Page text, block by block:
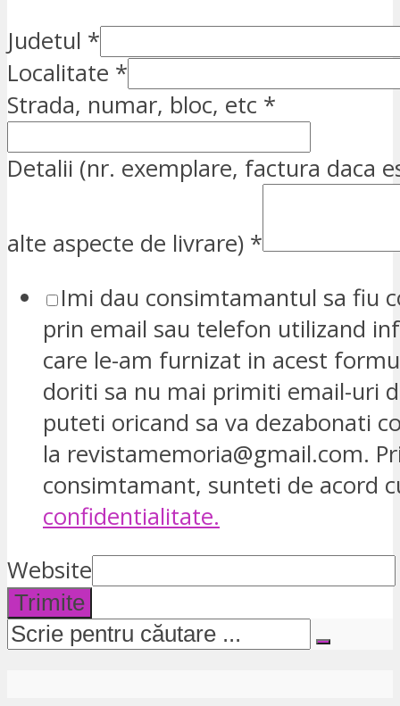
Judetul *
Localitate *
Strada, numar, bloc, etc *
Detalii (nr. exemplare, factura daca
alte aspecte de livrare) *
Imi dau consimtamantul sa fiu
prin email sau telefon utilizand
care le-am furnizat in acest
doriti sa nu mai primiti email-uri
puteti oricand sa va dezabonati
la revistamemoria@gmail.com.
consimtamant, sunteti de acord
confidentialitate.
Website
Trimite